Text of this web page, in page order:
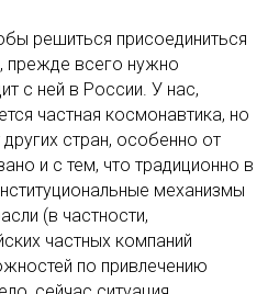
решиться присоединиться
прежде всего нужно
с ней в России. У нас,
частная космонавтика, но
стран, особенно от
и с тем, что традиционно в
механизмы
(в частности,
частных компаний
по привлечению